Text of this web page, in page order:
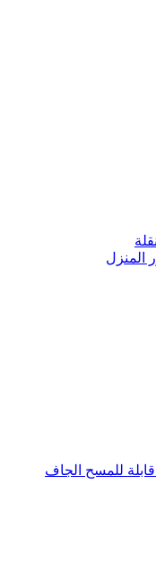
المنزل